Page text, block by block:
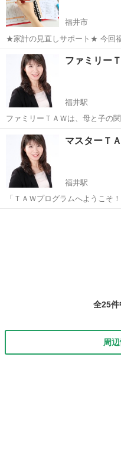
福井市
★家計の見直しサポート★ 今回福井で無料相談させていただきます！
毎月かかる家計の費用を見直し
ンナーがご相談にのります！！ 家計の見直しのコツは、節約効果が続
く固定費を削減...
福井 福井市 生活知識
ファミリー
福井駅
ファミリーＴＡＷは、母と子の
題を読み解きます。 ほとんどの人は「愛の定義」をまちがっているた
めに、家族の中でも感情的なト
TAWを学ぶと、まず最初に「愛の
福井 福井市 福井駅
マスターＴ
福井駅
「ＴＡＷプログラムへようこそ！」 ●マスターＴＡＷ入門～上級
の内容がギュッと詰まった講座
全25
周